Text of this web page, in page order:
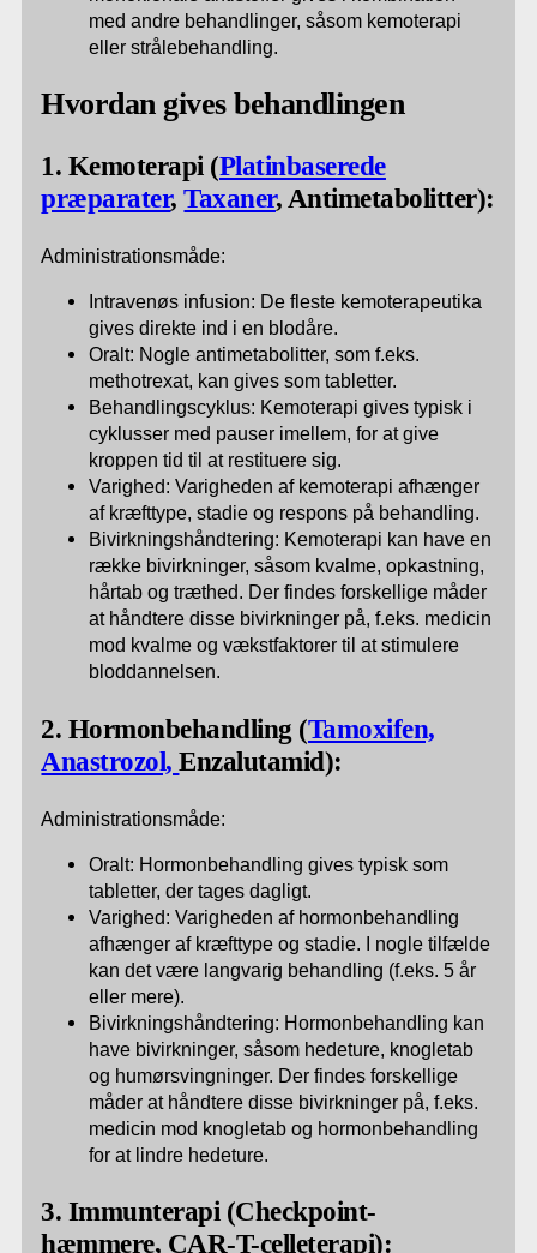
med andre behandlinger, såsom kemoterapi
eller strålebehandling.
Hvordan gives behandlingen
1. Kemoterapi (Platinbaserede
præparater,Taxaner, Antimetabolitter):
Administrationsmåde:
Intravenøs infusion: De fleste kemoterapeutika
gives direkte ind i en blodåre.
Oralt: Nogle antimetabolitter, som f.eks.
methotrexat, kan gives som tabletter.
Behandlingscyklus: Kemoterapi gives typisk i
cyklusser med pauser imellem, for at give
kroppen tid til at restituere sig.
Varighed: Varigheden af kemoterapi afhænger
af kræfttype, stadie og respons på behandling.
Bivirkningshåndtering: Kemoterapi kan have en
række bivirkninger, såsom kvalme, opkastning,
hårtab og træthed. Der findes forskellige måder
at håndtere disse bivirkninger på, f.eks. medicin
mod kvalme og vækstfaktorer til at stimulere
bloddannelsen.
2. Hormonbehandling (Tamoxifen,
Anastrozol,Enzalutamid):
Administrationsmåde:
Oralt: Hormonbehandling gives typisk som
tabletter, der tages dagligt.
Varighed: Varigheden af hormonbehandling
afhænger af kræfttype og stadie. I nogle tilfælde
kan det være langvarig behandling (f.eks. 5 år
eller mere).
Bivirkningshåndtering: Hormonbehandling kan
have bivirkninger, såsom hedeture, knogletab
og humørsvingninger. Der findes forskellige
måder at håndtere disse bivirkninger på, f.eks.
medicin mod knogletab og hormonbehandling
for at lindre hedeture.
3. Immunterapi (Checkpoint-
hæmmere, CAR-T-celleterapi):